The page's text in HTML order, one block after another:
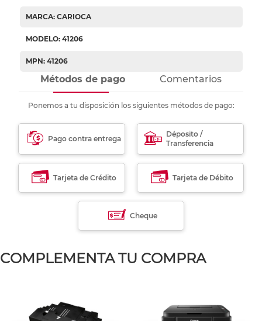
MARCA: CARIOCA
MODELO: 41206
MPN: 41206
Métodos de pago Comentarios
Ponemos a tu disposición los siguientes métodos de pago:
Pago contra entrega
Déposito /
Transferencia
Tarjeta de Crédito Tarjeta de Débito
Cheque
COMPLEMENTA TU COMPRA